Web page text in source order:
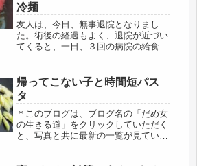
冷麺
友人は、今日、無事退院となりまし
た。術後の経過もよく、退院が近づい
てくると、一日、３回の病院の給食が
ていました。消化器系の病気ではなか
ったので、食事は、普通食。３食付き
は嬉...
帰ってこない子と時間短パス
タ
＊このブログは、ブログ名の「だめ女
の生きる道」をクリックしていただく
と、写真と共に最新の一覧が見ていた